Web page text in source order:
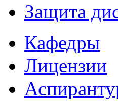
Защита
Кафедры
Лицензии